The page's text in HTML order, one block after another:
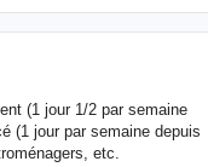
(1 jour 1/2 par semaine
(1 jour par semaine depuis
etc.